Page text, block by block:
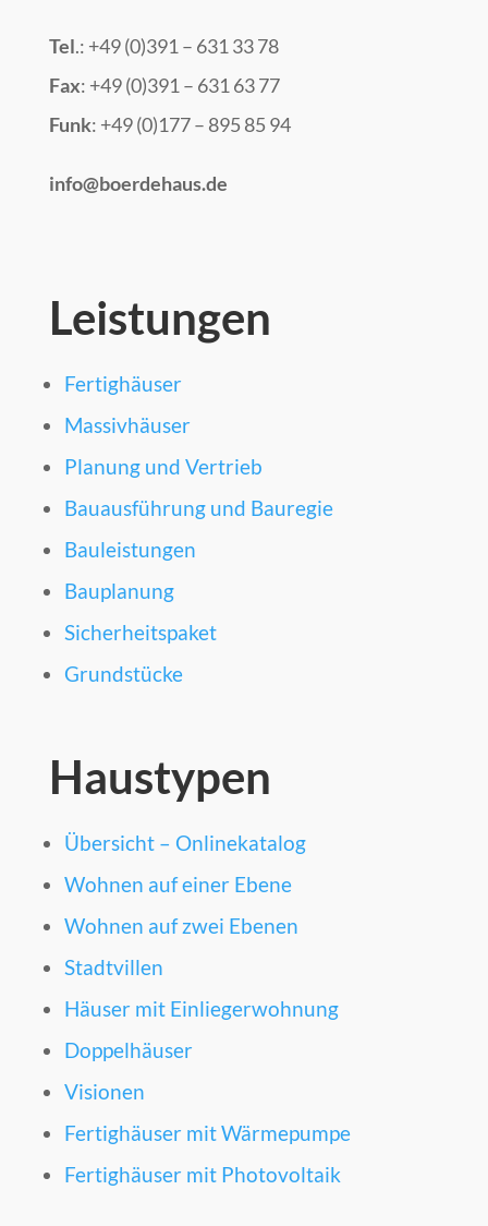
Tel.: +49 (0)391 – 631 33 78
Fax: +49 (0)391 – 631 63 77
Funk: +49 (0)177 – 895 85 94
info@boerdehaus.de
Leistungen
Fertighäuser
Massivhäuser
Planung und Vertrieb
Bauausführung und Bauregie
Bauleistungen
Bauplanung
Sicherheitspaket
Grundstücke
Haustypen
Übersicht – Onlinekatalog
Wohnen auf einer Ebene
Wohnen auf zwei Ebenen
Stadtvillen
Häuser mit Einliegerwohnung
Doppelhäuser
Visionen
Fertighäuser mit Wärmepumpe
Fertighäuser mit Photovoltaik